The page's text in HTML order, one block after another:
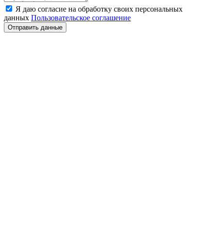
Я даю согласие на обработку своих персональных
данных Пользовательское соглашение
Отправить данные